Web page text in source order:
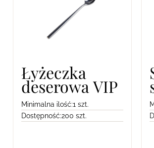
Łyżeczka
deserowa VIP
Minimalna ilość:1 szt.
Dostępność:200 szt.